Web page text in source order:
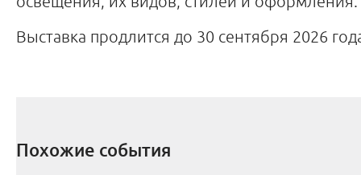
Выставка продлится до 30 сентября 2026
Похожие события